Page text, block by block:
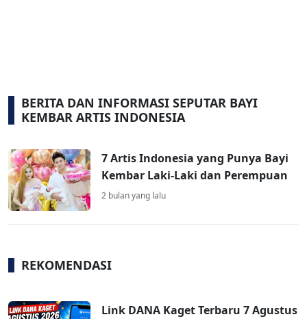
BERITA DAN INFORMASI SEPUTAR BAYI
KEMBAR ARTIS INDONESIA
7 Artis Indonesia yang Punya Bayi
Kembar Laki-Laki dan Perempuan
2 bulan yang lalu
REKOMENDASI
Link DANA Kaget Terbaru 7 Agustus